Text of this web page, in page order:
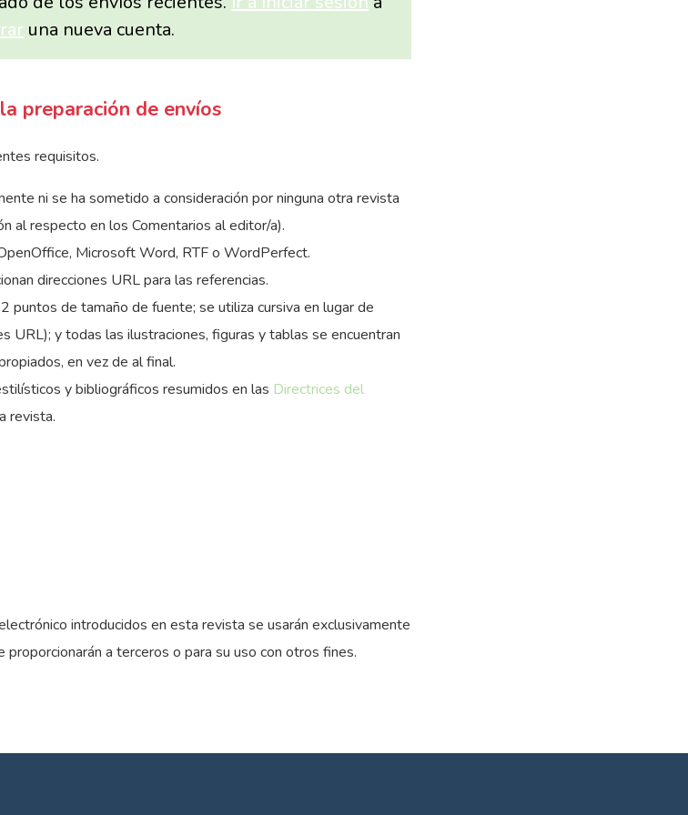
una nueva cuenta.
preparación de envíos
requisitos.
ni se ha sometido a consideración por ninguna otra revista
al respecto en los Comentarios al editor/a).
Microsoft Word, RTF o WordPerfect.
direcciones URL para las referencias.
puntos de tamaño de fuente; se utiliza cursiva en lugar de
URL); y todas las ilustraciones, figuras y tablas se encuentran
en vez de al final.
y bibliográficos resumidos en las Directrices del
revista.
introducidos en esta revista se usarán exclusivamente
a terceros o para su uso con otros fines.